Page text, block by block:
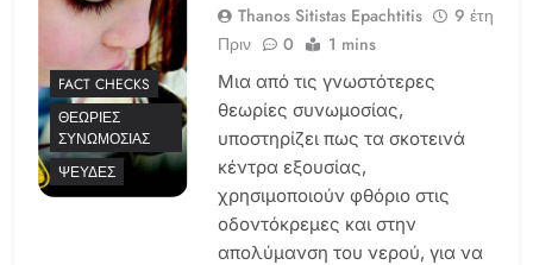
FACT CHECKS
ΘΕΩΡΊΕΣ
ΣΥΝΩΜΟΣΊΑΣ
ΨΕΥΔΈΣ
Thanos Sitistas Epachtitis
9 έτη
Πριν
0 1 mins
Μια από τις γνωστότερες
θεωρίες συνωμοσίας,
υποστηρίζει πως τα σκοτεινά
κέντρα εξουσίας,
χρησιμοποιούν φθόριο στις
οδοντόκρεμες και στην
απολύμανση του νερού, για να